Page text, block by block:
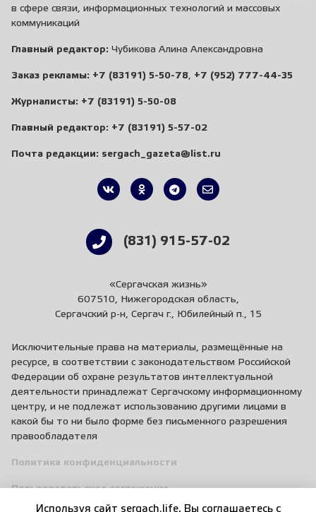
в сфере связи, информационных технологий и массовых
коммуникаций
Главный редактор: Чубикова Алина Александровна
Заказ рекламы: +7 (83191) 5-50-78 +7 (952) 777-44-35
Журналисты: +7 (83191) 5-50-08
Главный редактор: +7 (83191) 5-57-02
Почта редакции: sergach_gazeta@list.ru
(831) 915-57-02
«Сергачская жизнь»
607510, Нижегородская область,
Сергачский р-н, Сергач г., Юбилейный п., 15
Исключительные права на материалы, размещённые на
ресурсе, в соответствии с законодательством Российской
Федерации об охране результатов интеллектуальной
деятельности принадлежат Сергачскому информационному
центру, и не подлежат использованию другими лицами в
какой бы то ни было форме без письменного разрешения
правообладателя
Политика конфиденциальности
Пользовательское соглашение
Используя сайт sergach.life, Вы соглашаетесь c